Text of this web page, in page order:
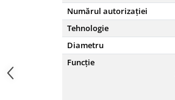
John Deere
Numărul autorizației
Tehnologie
Diametru
Funcţie